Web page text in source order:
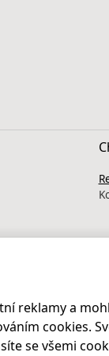
reklamy a
cookies.
se všemi